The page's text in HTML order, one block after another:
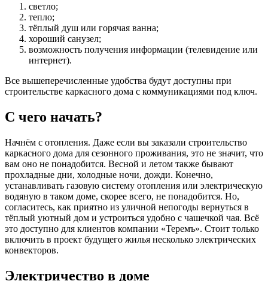
светло;
тепло;
тёплый душ или горячая ванна;
хороший санузел;
возможность получения информации (телевидение или
интернет).
Все вышеперечисленные удобства будут доступны при
строительстве каркасного дома с коммуникациями под ключ.
С чего начать?
Начнём с отопления. Даже если вы заказали строительство
каркасного дома для сезонного проживания, это не значит, что
вам оно не понадобится. Весной и летом также бывают
прохладные дни, холодные ночи, дожди. Конечно,
устанавливать газовую систему отопления или электрическую
водяную в таком доме, скорее всего, не понадобится. Но,
согласитесь, как приятно из уличной непогоды вернуться в
тёплый уютный дом и устроиться удобно с чашечкой чая. Всё
это доступно для клиентов компании «Теремъ». Стоит только
включить в проект будущего жилья несколько электрических
конвекторов.
Электричество в доме